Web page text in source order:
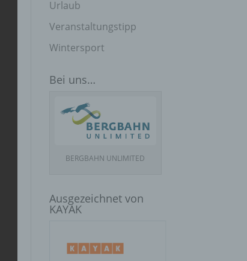
Urlaub
Veranstaltungstipp
Wintersport
Bei uns…
BERGBAHN UNLIMITED
Ausgezeichnet von
KAYAK